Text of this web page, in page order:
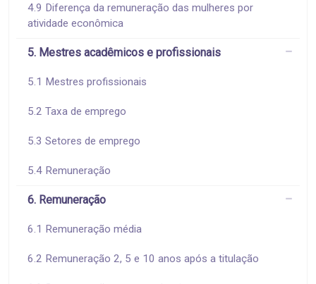
4.9 Diferença da remuneração das mulheres por
atividade econômica
5. Mestres acadêmicos e profissionais
5.1 Mestres profissionais
5.2 Taxa de emprego
5.3 Setores de emprego
5.4 Remuneração
6. Remuneração
6.1 Remuneração média
6.2 Remuneração 2, 5 e 10 anos após a titulação